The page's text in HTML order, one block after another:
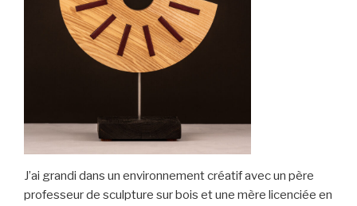
J’ai grandi dans un environnement créatif avec un père
professeur de sculpture sur bois et une mère licenciée en